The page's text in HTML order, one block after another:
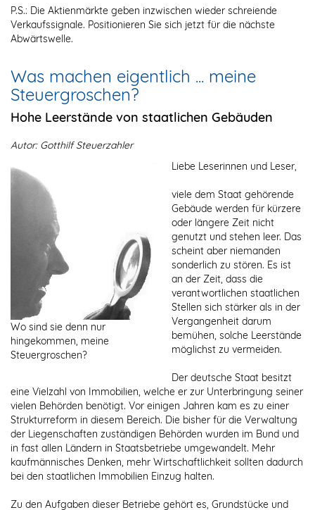
P.S.: Die Aktienmärkte geben inzwischen wieder schreiende
Verkaufssignale. Positionieren Sie sich jetzt für die nächste
Abwärtswelle.
Was machen eigentlich ... meine
Steuergroschen?
Hohe Leerstände von staatlichen Gebäuden
Wo sind sie denn nur
hingekommen, meine
Steuergroschen?
Autor: Gotthilf Steuerzahler
Liebe Leserinnen und Leser,
viele dem Staat gehörende
Gebäude werden für kürzere
oder längere Zeit nicht
genutzt und stehen leer. Das
scheint aber niemanden
sonderlich zu stören. Es ist
an der Zeit, dass die
verantwortlichen staatlichen
Stellen sich stärker als in der
Vergangenheit darum
bemühen, solche Leerstände
möglichst zu vermeiden.
Der deutsche Staat besitzt
eine Vielzahl von Immobilien, welche er zur Unterbringung seiner
vielen Behörden benötigt. Vor einigen Jahren kam es zu einer
Strukturreform in diesem Bereich. Die bisher für die Verwaltung
der Liegenschaften zuständigen Behörden wurden im Bund und
in fast allen Ländern in Staatsbetriebe umgewandelt. Mehr
kaufmännisches Denken, mehr Wirtschaftlichkeit sollten dadurch
bei den staatlichen Immobilien Einzug halten.
Zu den Aufgaben dieser Betriebe gehört es, Grundstücke und